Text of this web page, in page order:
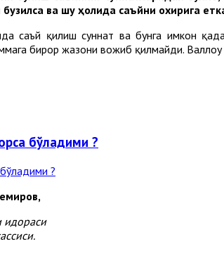
ва шу ҳолида саъйни охирига
саъй қилиш суннат ва бунга имкон
бирор жазони вожиб қилмайди.
бўладими ?
идораси